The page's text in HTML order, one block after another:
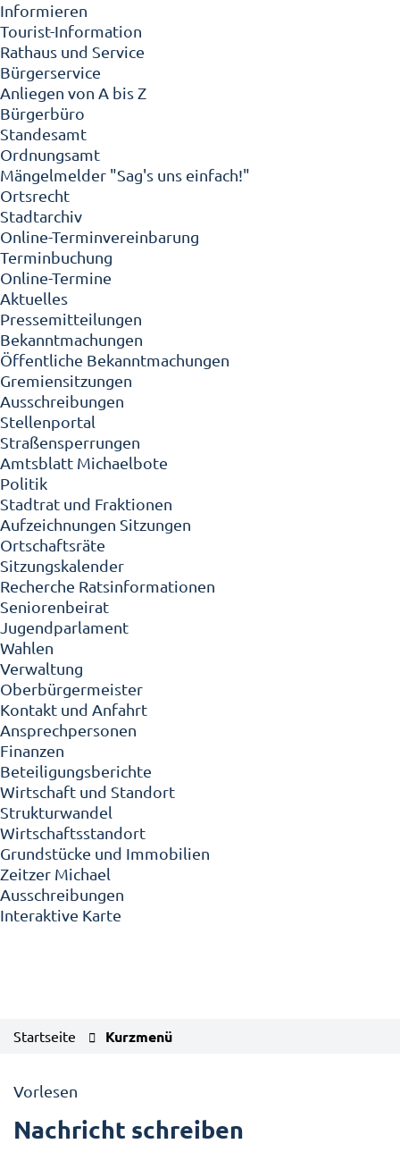
Informieren
Tourist-Information
Rathaus und Service
Bürgerservice
Anliegen von A bis Z
Bürgerbüro
Standesamt
Ordnungsamt
Mängelmelder "Sag's uns einfach!"
Ortsrecht
Stadtarchiv
Online-Terminvereinbarung
Terminbuchung
Online-Termine
Aktuelles
Pressemitteilungen
Bekanntmachungen
Öffentliche Bekanntmachungen
Gremiensitzungen
Ausschreibungen
Stellenportal
Straßensperrungen
Amtsblatt Michaelbote
Politik
Stadtrat und Fraktionen
Aufzeichnungen Sitzungen
Ortschaftsräte
Sitzungskalender
Recherche Ratsinformationen
Seniorenbeirat
Jugendparlament
Wahlen
Verwaltung
Oberbürgermeister
Kontakt und Anfahrt
Ansprechpersonen
Finanzen
Beteiligungsberichte
Wirtschaft und Standort
Strukturwandel
Wirtschaftsstandort
Grundstücke und Immobilien
Zeitzer Michael
Ausschreibungen
Interaktive Karte
Startseite Kurzmenü
Vorlesen
Nachricht schreiben